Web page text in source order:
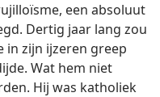
een absoluut
Dertig jaar lang zou
in zijn ijzeren greep
Wat hem niet
Hij was katholiek